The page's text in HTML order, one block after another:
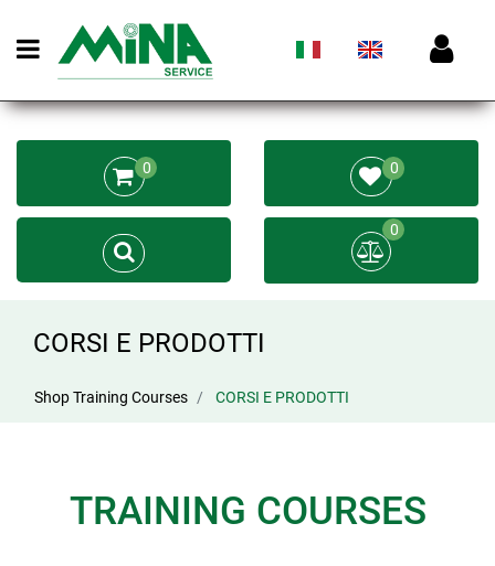
Open menu
0 0
0
CORSI E PRODOTTI
Shop Training Courses CORSI E PRODOTTI
TRAINING COURSES